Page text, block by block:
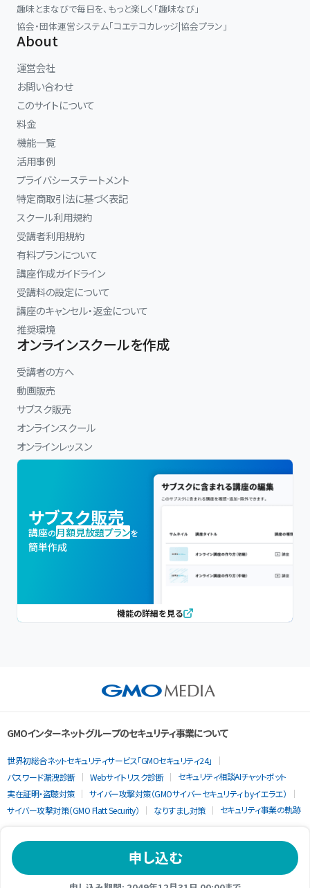
申し込む
趣味とまなびで毎日を、もっと楽しく「趣味なび」
協会・団体運営システム「コエテコカレッジ|協会プラン」
About
運営会社
お問い合わせ
このサイトについて
料金
機能一覧
活用事例
プライバシーステートメント
特定商取引法に基づく表記
スクール利用規約
受講者利用規約
有料プランについて
講座作成ガイドライン
受講料の設定について
講座のキャンセル・返金について
推奨環境
オンラインスクールを作成
受講者の方へ
動画販売
サブスク販売
オンラインスクール
オンラインレッスン
サブスク販売
講座の月額見放題プランを
簡単作成
機能の詳細を見る
GMOインターネットグループのセキュリティ事業について
世界初総合ネットセキュリティサービス「GMOセキュリティ24」
パスワード漏洩診断
Webサイトリスク診断
セキュリティ相談AIチャットボット
実在証明・盗聴対策
サイバー攻撃対策（GMOサイバーセキュリティ byイエラエ）
サイバー攻撃対策（GMO Flatt Security）
なりすまし対策 セキュリティ事業の軌跡